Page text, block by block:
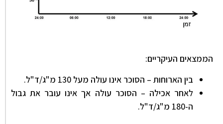
הממצאים העיקריים:
בין הארוחות – הסוכר אינו עולה מעל 130 מ"ג/ד"ל.
לאחר אכילה – הסוכר עולה אך אינו עובר את גבול
ה-180 מ"ג/ד"ל.